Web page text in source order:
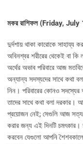
মকর রাশিফল (Friday, July
দুর্দশায় থাকা কারোকে
অবিনশ্বর শরীরের থেকেই বা কি
অর্থের অভাব পরিবারে আজ
অন্যান্য সদস্যদের সাথে কথা
নিন। পরিবারের কোনও
তাদের সাথে কথা বলা দরকার।
প্রয়োজন নেই; সেগুলি আজ
করার জন্য এই দিনটি
করবেন যেগুলো আপনি